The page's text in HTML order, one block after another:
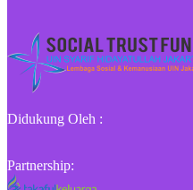
Didukung Oleh :
Partnership: